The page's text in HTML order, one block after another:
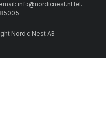
info@nordicnest.nl tel.
Nordic Nest AB